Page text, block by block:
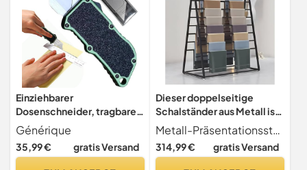
Einziehbarer
Dosenschneider, tragbarer
Dosenschneider | Tragbares
Non-slip-Utility-Cutter |
Mehrzweck-Papierwaren,
Générique
35,99 € gratis Versand
Dieser doppelseitige
Schalständer aus Metall ist
freistehend und eignet Sich
zur Präsentation von
Seidenschals, Stoffen,
Metall-Präsentationsständer Dieser freistehende Schalständer besticht durch seine robuste Stahlkonstruktion mit farbbeständiger Oberfläche. Sein elegantes Design sorgt dafür, dass Ihre Schals perfekt und kratz- sowie beschädigungsfrei präsentiert werden. Ideal zur Präsentation von Accessoires dieser Schalständer ist perfekt für jede Fashionista, die ihre Kollektion stilvoll in Szene setzen möchte.
314,99 € gratis Versand